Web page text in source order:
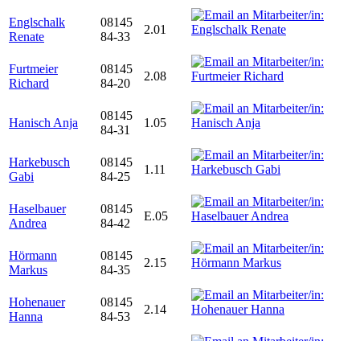
Englschalk
Renate
08145
84-33
2.01
Furtmeier
Richard
08145
84-20
2.08
Hanisch Anja
08145
84-31
1.05
Harkebusch
Gabi
08145
84-25
1.11
Haselbauer
Andrea
08145
84-42
E.05
Hörmann
Markus
08145
84-35
2.15
Hohenauer
Hanna
08145
84-53
2.14